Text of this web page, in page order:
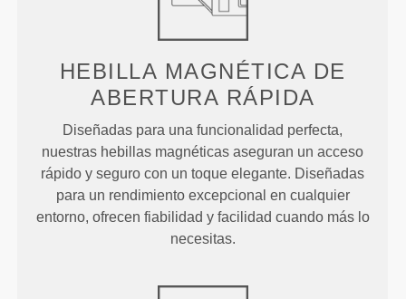
HEBILLA MAGNÉTICA DE
ABERTURA RÁPIDA
Diseñadas para una funcionalidad perfecta,
nuestras hebillas magnéticas aseguran un acceso
rápido y seguro con un toque elegante. Diseñadas
para un rendimiento excepcional en cualquier
entorno, ofrecen fiabilidad y facilidad cuando más lo
necesitas.